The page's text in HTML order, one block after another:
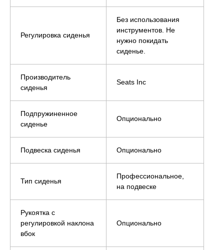
Регулировка сиденья
Без использования
инструментов. Не
нужно покидать
сиденье.
Производитель
сиденья
Seats Inc
Подпружиненное
сиденье
Опционально
Подвеска сиденья Опционально
Тип сиденья
Профессиональное,
на подвеске
Рукоятка с
регулировкой наклона
вбок
Опционально